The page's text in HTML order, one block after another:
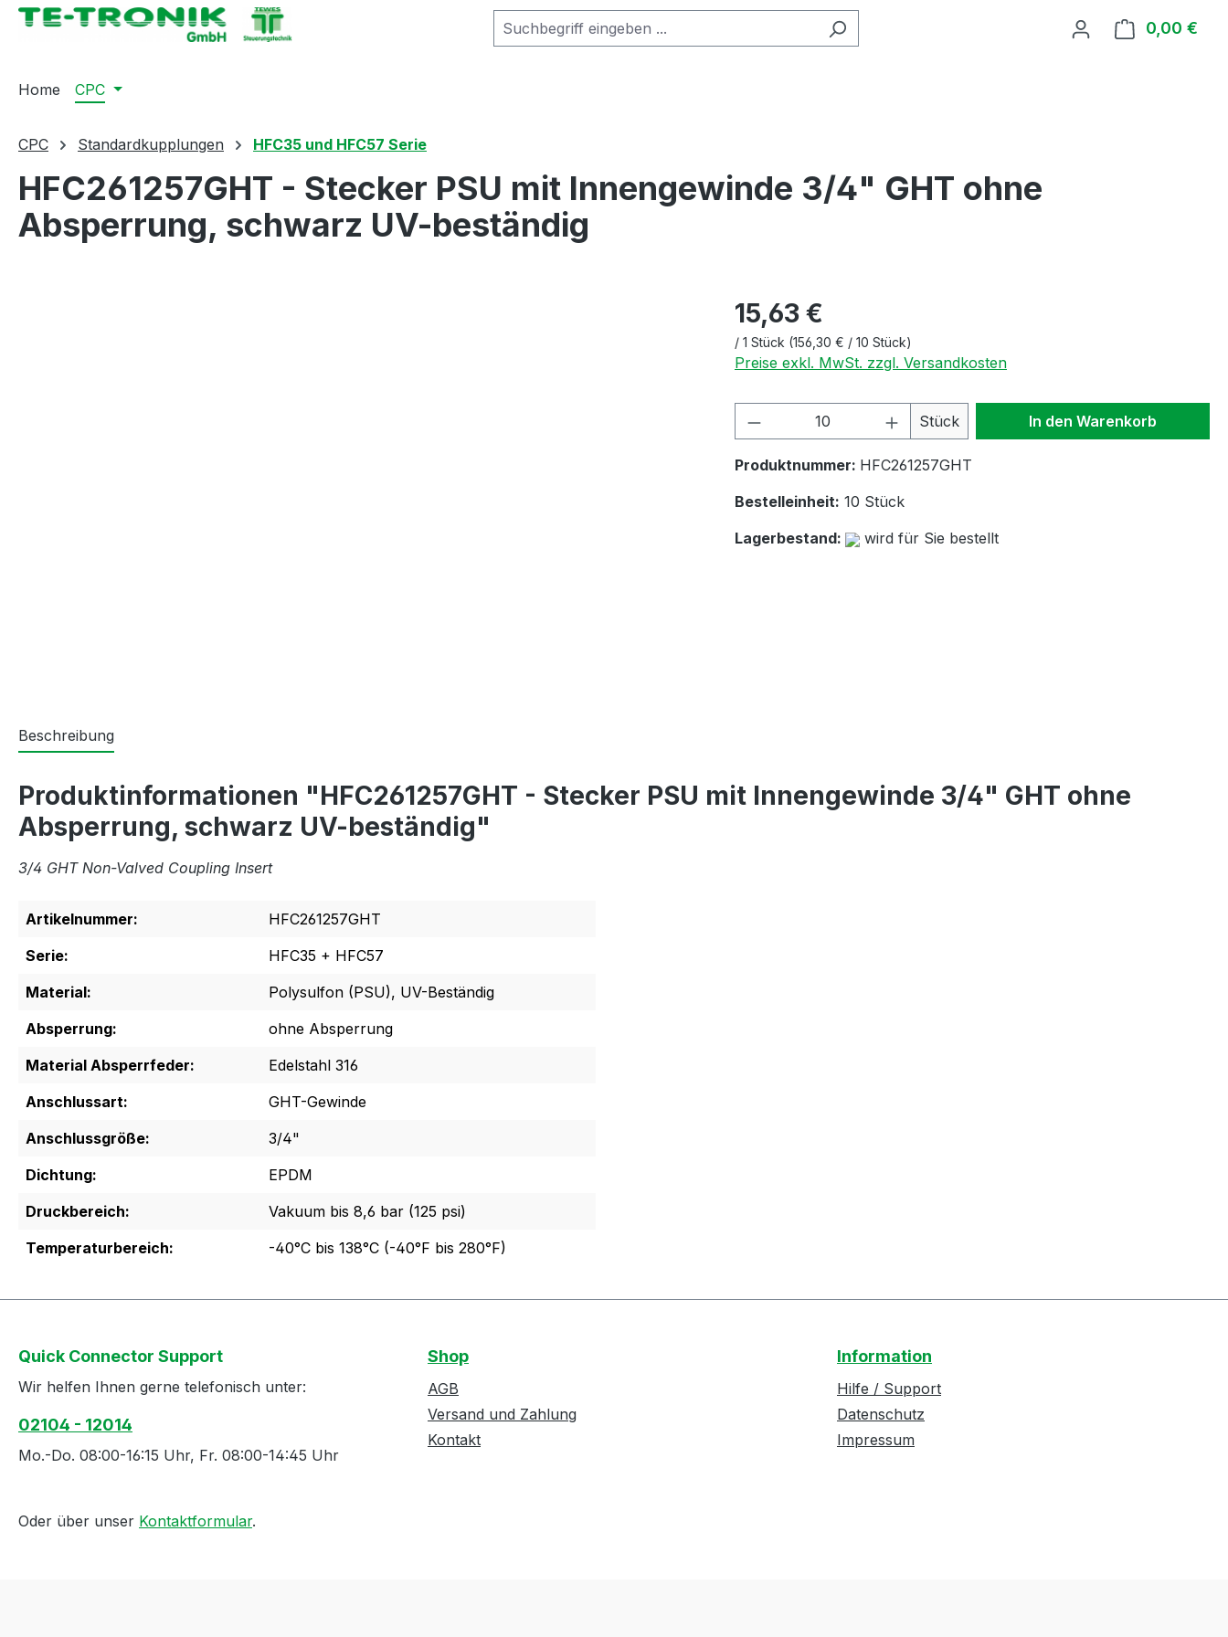
Zur Hauptnavigation springen 0,00 €
Home CPC
CPC Standardkupplungen HFC35 und HFC57 Serie
HFC261257GHT - Stecker PSU mit Innengewinde 3/4" GHT ohne
Absperrung, schwarz UV-beständig
15,63 €
/ 1 Stück (156,30 € / 10 Stück)
Preise exkl. MwSt. zzgl. Versandkosten
Produkt Anzahl: Gib den gewünschten Wert
Stück In den Warenkorb
Produktnummer: HFC261257GHT
Bestelleinheit: 10 Stück
Lagerbestand:
wird für Sie bestellt
Beschreibung
Produktinformationen "HFC261257GHT - Stecker PSU mit Innengewinde 3/4" GHT ohne
Absperrung, schwarz UV-beständig"
3/4 GHT Non-Valved Coupling Insert
Artikelnummer:
HFC261257GHT
Serie:
HFC35 + HFC57
Material:
Polysulfon (PSU), UV-Beständig
Absperrung:
ohne Absperrung
Material Absperrfeder:
Edelstahl 316
Anschlussart:
GHT-Gewinde
Anschlussgröße:
3/4"
Dichtung:
EPDM
Druckbereich:
Vakuum bis 8,6 bar (125 psi)
Temperaturbereich:
-40°C bis 138°C (-40°F bis 280°F)
Quick Connector Support
Wir helfen Ihnen gerne telefonisch unter:
02104 - 12014
Mo.-Do. 08:00-16:15 Uhr, Fr. 08:00-14:45 Uhr
Oder über unser Kontaktformular.
Shop
AGB
Versand und Zahlung
Kontakt
Information
Hilfe / Support
Datenschutz
Impressum